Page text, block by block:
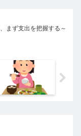
まず支出を把握する～